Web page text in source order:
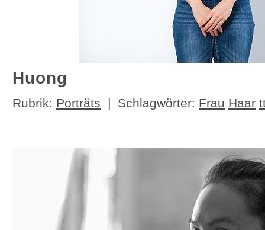
Huong
Rubrik: Porträts | Schlagwörter: Frau Haar